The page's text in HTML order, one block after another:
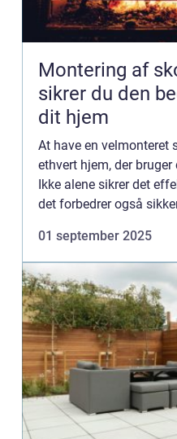
Montering af
sikrer du den
dit hjem
At have en velmonteret
ethvert hjem, der
Ikke alene sikrer det
det forbedrer også
01 september 2025